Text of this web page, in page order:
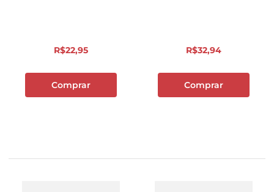
R$22,95
Comprar
R$32,94
Comprar